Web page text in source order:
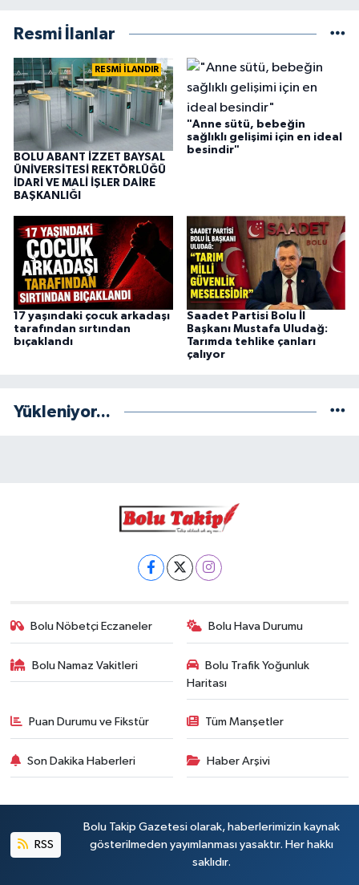
Resmi İlanlar
RESMİ İLANDIR
BOLU ABANT İZZET BAYSAL
ÜNİVERSİTESİ REKTÖRLÜĞÜ
İDARİ VE MALİ İŞLER DAİRE
BAŞKANLIĞI
"Anne sütü, bebeğin
sağlıklı gelişimi için en ideal
besindir"
17 yaşındaki çocuk arkadaşı
tarafından sırtından
bıçaklandı
Saadet Partisi Bolu İl
Başkanı Mustafa Uludağ:
Tarımda tehlike çanları
çalıyor
Yükleniyor...
Bolu Nöbetçi Eczaneler Bolu Hava Durumu
Bolu Namaz Vakitleri
Bolu Trafik Yoğunluk
Haritası
Puan Durumu ve Fikstür Tüm Manşetler
Son Dakika Haberleri Haber Arşivi
RSS
Bolu Takip Gazetesi olarak, haberlerimizin kaynak
gösterilmeden yayımlanması yasaktır. Her hakkı
saklıdır.